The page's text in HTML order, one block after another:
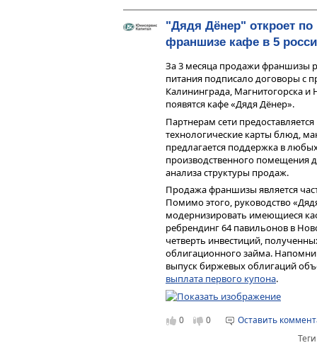
"Дядя Дёнер" откроет по
франшизе кафе в 5
За 3 месяца продажи франшизы
питания подписало договоры с
Калининграда, Магнитогорска и
появятся кафе «Дядя Дёнер».
Партнерам сети
технологические карты блюд,
предлагается поддержка в
производственного помещения
анализа структуры продаж.
Продажа франшизы является
Помимо этого, руководство
модернизировать имеющиеся
ребрендинг 64 павильонов в
четверть инвестиций,
облигационного займа.
выпуск биржевых облигаций
выплата первого купона.
0 0
Оставить